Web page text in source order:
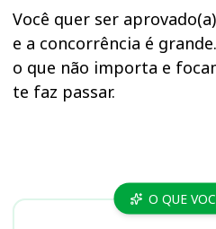
Você quer ser
e a concorrência é
o que não importa e
te faz passar.
Cursos O QUE